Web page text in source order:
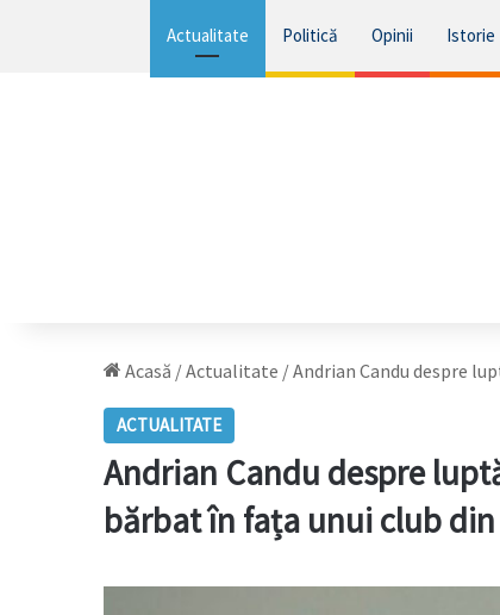
Actualitate Politică Opinii Istorie
Acasă /Actualitate /Andrian Candu despre
ACTUALITATE
Andrian Candu despre
bărbat în fața unui club